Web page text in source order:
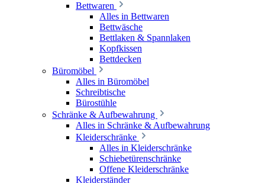
Bettwaren
Alles in Bettwaren
Bettwäsche
Bettlaken & Spannlaken
Kopfkissen
Bettdecken
Büromöbel
Alles in Büromöbel
Schreibtische
Bürostühle
Schränke & Aufbewahrung
Alles in Schränke & Aufbewahrung
Kleiderschränke
Alles in Kleiderschränke
Schiebetürenschränke
Offene Kleiderschränke
Kleiderständer